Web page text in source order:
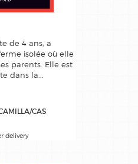
de 4 ans, a
isolée où elle
parents. Elle est
dans la...
CAS
delivery